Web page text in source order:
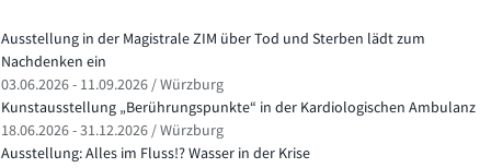
Ausstellung in der Magistrale ZIM über Tod und Sterben lädt zum
Nachdenken ein
03.06.2026 - 11.09.2026 / Würzburg
Kunstausstellung „Berührungspunkte“ in der Kardiologischen Ambulanz
18.06.2026 - 31.12.2026 / Würzburg
Ausstellung: Alles im Fluss!? Wasser in der Krise